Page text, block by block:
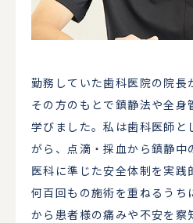
勤務していた歯科医院の院長
その方のもとで鎮静法や全身
学びました。私は歯科医師と
がら、点滴・採血から鎮静中
医科に準じた安全体制を実践
何百回もの施術を重ねるうち
から患者様の痛みや不安を察